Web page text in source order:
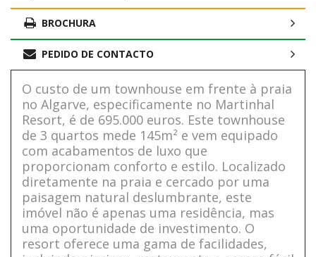
BROCHURA
PEDIDO DE CONTACTO
O custo de um townhouse em frente à praia
no Algarve, especificamente no Martinhal
Resort, é de 695.000 euros. Este townhouse
de 3 quartos mede 145m² e vem equipado
com acabamentos de luxo que
proporcionam conforto e estilo. Localizado
diretamente na praia e cercado por uma
paisagem natural deslumbrante, este
imóvel não é apenas uma residência, mas
uma oportunidade de investimento. O
resort oferece uma gama de facilidades,